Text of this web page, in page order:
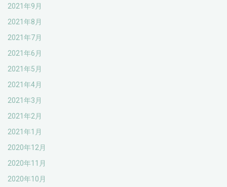
2021年9月
2021年8月
2021年7月
2021年6月
2021年5月
2021年4月
2021年3月
2021年2月
2021年1月
2020年12月
2020年11月
2020年10月